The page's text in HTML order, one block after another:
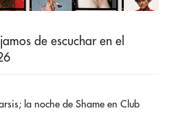
de escuchar en el
la noche de Shame en Club